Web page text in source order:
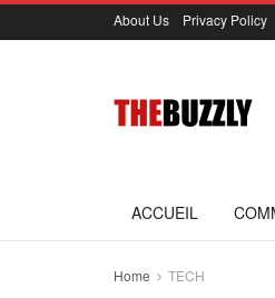
About Us Privacy Policy
ACCUEIL
Home TECH